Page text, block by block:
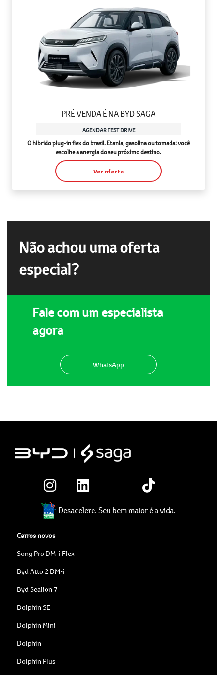
PRÉ VENDA É NA BYD SAGA
AGENDAR TEST DRIVE
O hibrido plug-in flex do brasil. Etanla, gasolina ou tomada: você
escolhe a anergia do seu próximo destino.
Ver oferta
Não achou uma oferta
especial?
Fale com um especialista
agora
WhatsApp
Desacelere. Seu bem maior é a vida.
Carros novos
Song Pro DM-i Flex
Byd Atto 2 DM-i
Byd Sealion 7
Dolphin SE
Dolphin Mini
Dolphin
Dolphin Plus